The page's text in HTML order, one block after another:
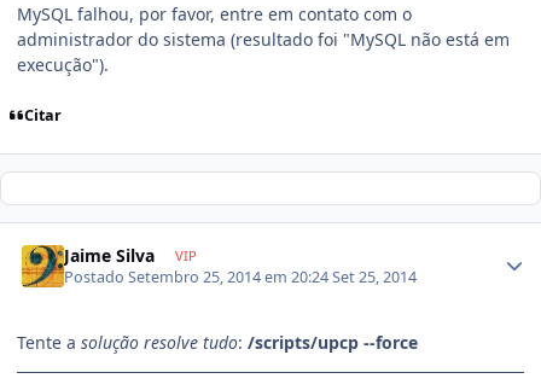
MySQL falhou, por favor, entre em contato com o
administrador do sistema (resultado foi "MySQL não está em
execução").
Citar
Jaime Silva VIP
PostadoSetembro 25, 2014 em 20:24Set 25, 2014
Tente a solução resolve tudo: /scripts/upcp --force